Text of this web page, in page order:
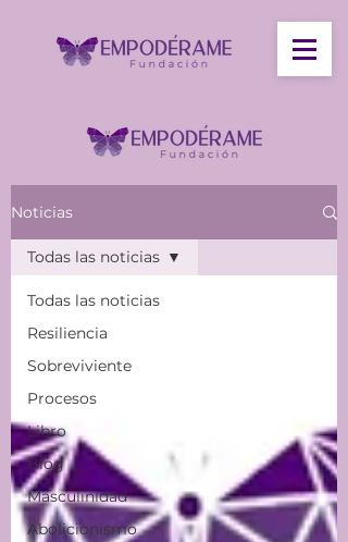
Noticias
Todas las noticias
Resiliencia
Sobreviviente
Procesos
Libro
Blog
Masculinidad
Abolicionismo
Todas las noticias